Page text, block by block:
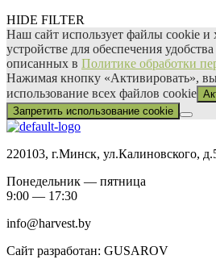
HIDE FILTER
Наш сайт использует файлы сооkіе
устройстве для обеспечения
описанных в Политике обработки
Нажимая кнопку «Активировать», вы
использование всех файлов сооkіе
Запретить использование cookie
220103, г.Минск, ул.Калиновского,
Понедельник — пятница
9:00 — 17:30
info@harvest.by
Сайт разработан: GUSAROV